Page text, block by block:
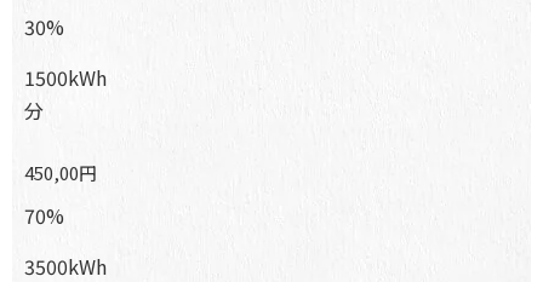
30%
1500kWh
分
450,00円
70%
3500kWh